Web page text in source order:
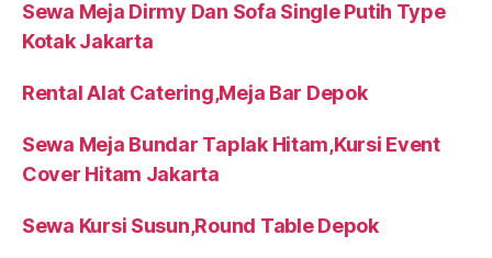
Sewa Meja Dirmy Dan Sofa Single Putih Type
Kotak Jakarta
Rental Alat Catering,Meja Bar Depok
Sewa Meja Bundar Taplak Hitam,Kursi Event
Cover Hitam Jakarta
Sewa Kursi Susun,Round Table Depok